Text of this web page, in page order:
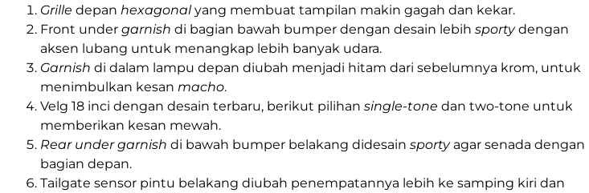
Grille depan hexagonalyang membuat tampilan makin gagah dan kekar.
Front under garnish di bagian bawah bumper dengan desain lebih sportydengan
aksen lubang untuk menangkap lebih banyak udara.
Garnish di dalam lampu depan diubah menjadi hitam dari sebelumnya krom, untuk
menimbulkan kesan macho.
Velg 18 inci dengan desain terbaru, berikut pilihan single-tone dan two-tone untuk
memberikan kesan mewah.
Rear under garnish di bawah bumper belakang didesain sporty agar senada dengan
bagian depan.
Tailgate sensor pintu belakang diubah penempatannya lebih ke samping kiri dan